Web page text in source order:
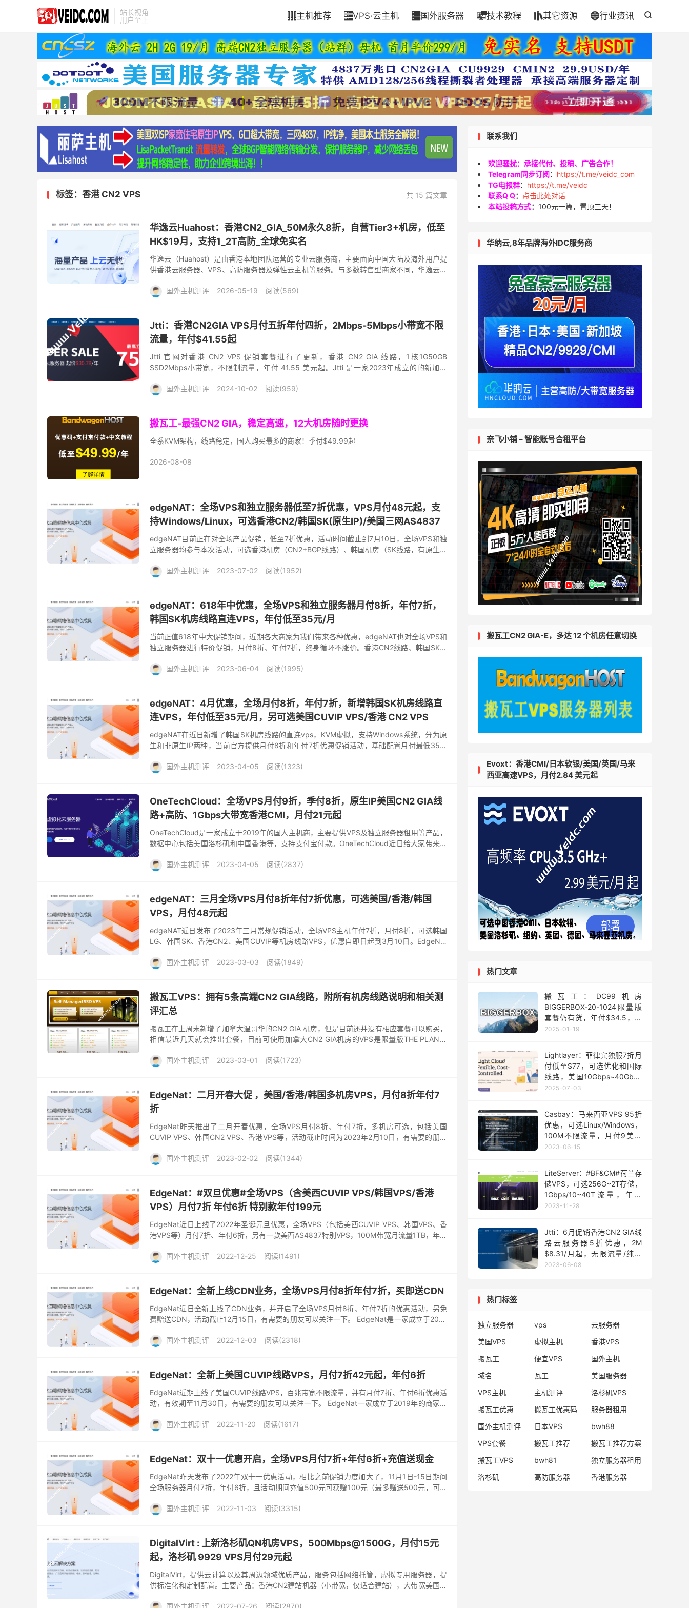
站长视角
用户至上

主机推荐 VPS·云主机 国外服务器 技术教程 其它资源 行业资讯
共 15 篇文章
标签：香港 CN2 VPS
华逸云Huahost：香港CN2_GIA_50M永久8折，自营Tier3+机房，低至
HK$19月，支持1_2T高防_全球免实名
华逸云（Huahost）是由香港本地团队运营的专业云服务商，主要面向中国大陆及海外用户提
供香港云服务器、VPS、高防服务器及弹性云主机等服务。与多数转售型商家不同，华逸云坚
国外主机测评
2026-05-19 阅读(569)
Jtti：香港CN2GIA VPS月付五折年付四折，2Mbps-5Mbps小带宽不限
流量，年付$41.55起
Jtti 官网对香港 CN2 VPS 促销套餐进行了更新，香港 CN2 GIA 线路，1核1G50GB
SSD2Mbps小带宽，不限制流量，年付 41.55 美元起。Jtti 是一家2023年成立的的新加坡
国外主机测评
2024-10-02 阅读(959)
搬瓦工-最强CN2 GIA，稳定高速，12大机房随时更换
全系KVM架构，线路稳定，国人购买最多的商家！季付$49.99起
2026-08-08
edgeNAT：全场VPS和独立服务器低至7折优惠，VPS月付48元起，支
持Windows/Linux，可选香港CN2/韩国SK(原生IP)/美国三网AS4837
edgeNAT目前正在对全场产品促销，低至7折优惠，活动时间截止到7月10日，全场VPS和独
立服务器均参与本次活动，可选香港机房（CN2+BGP线路）、韩国机房（SK线路，有原生韩
国外主机测评
2023-07-02 阅读(1952)
edgeNAT：618年中优惠，全场VPS和独立服务器月付8折，年付7折，
韩国SK机房线路直连VPS，年付低至35元/月
当前正值618年中大促销期间，近期各大商家为我们带来各种优惠，edgeNAT也对全场VPS和
独立服务器进行特价促销，月付8折、年付7折，终身循环不涨价。香港CN2线路、韩国SK线
国外主机测评
2023-06-04 阅读(1995)
edgeNAT：4月优惠，全场月付8折，年付7折，新增韩国SK机房线路直
连VPS，年付低至35元/月，另可选美国CUVIP VPS/香港 CN2 VPS
edgeNAT在近日新增了韩国SK机房线路的直连vps，KVM虚拟，支持Windows系统，分为原
生和非原生IP两种，当前官方提供月付8折和年付7折优惠促销活动，基础配置月付最低35元
国外主机测评
2023-04-05 阅读(1323)
OneTechCloud：全场VPS月付9折，季付8折，原生IP美国CN2 GIA线
路+高防、1Gbps大带宽香港CMI，月付21元起
OneTechCloud是一家成立于2019年的国人主机商，主要提供VPS及独立服务器租用等产品，
数据中心包括美国洛杉矶和中国香港等，支持支付宝付款。OneTechCloud近日给大家带来了
国外主机测评
2023-04-05 阅读(2837)
edgeNAT：三月全场VPS月付8折年付7折优惠，可选美国/香港/韩国
VPS，月付48元起
edgeNAT近日发布了2023年三月常规促销活动，全场VPS主机年付7折，月付8折，可选韩国
LG、韩国SK、香港CN2、美国CUVIP等机房线路VPS，优惠自即日起到3月10日。EdgeNat
国外主机测评
2023-03-03 阅读(1849)
搬瓦工VPS：拥有5条高端CN2 GIA线路，附所有机房线路说明和相关测
评汇总
搬瓦工在上周末新增了加拿大温哥华的CN2 GIA 机房，但是目前还并没有相应套餐可以购买，
相信最近几天就会推出套餐，目前可使用加拿大CN2 GIA机房的VPS是限量版THE PLAN套
国外主机测评
2023-03-01 阅读(1723)
EdgeNat：二月开春大促 ，美国/香港/韩国多机房VPS，月付8折年付7
折
EdgeNat昨天推出了二月开春优惠，全场VPS月付8折、年付7折，多机房可选，包括美国
CUVIP VPS、韩国CN2 VPS、香港VPS等，活动截止时间为2023年2月10日，有需要的朋友
国外主机测评
2023-02-02 阅读(1344)
EdgeNat：#双旦优惠#全场VPS（含美西CUVIP VPS/韩国VPS/香港
VPS）月付7折 年付6折 特别款年付199元
EdgeNat近日上线了2022年圣诞元旦优惠，全场VPS（包括美西CUVIP VPS、韩国VPS、香
港VPS等）月付7折、年付6折，另有一款美西AS4837特别VPS，100M带宽月流量1TB，年付
国外主机测评
2022-12-25 阅读(1491)
EdgeNat：全新上线CDN业务，全场VPS月付8折年付7折，买即送CDN
EdgeNat近日全新上线了CDN业务，并开启了全场VPS月付8折、年付7折的优惠活动，另免
费赠送CDN，活动截止12月15日，有需要的朋友可以关注一下。 EdgeNat是一家成立于2019
国外主机测评
2022-12-03 阅读(2318)
EdgeNat：全新上美国CUVIP线路VPS，月付7折42元起，年付6折
EdgeNat近期上线了美国CUVIP线路VPS，百兆带宽不限流量，并有月付7折、年付6折优惠活
动，有效期至11月30日，有需要的朋友可以关注一下。 EdgeNat一家成立于2019年的商家，
国外主机测评
2022-11-20 阅读(1617)
EdgeNat：双十一优惠开启，全场VPS月付7折+年付6折+充值送现金
EdgeNat昨天发布了2022年双十一优惠活动，相比之前促销力度加大了，11月1日-15日期间
全场服务器月付7折，年付6折，且活动期间充值500元可获赠100元（最多赠送500元，可用
国外主机测评
2022-11-03 阅读(3315)
DigitalVirt : 上新洛杉矶QN机房VPS，500Mbps@1500G，月付15元
起，洛杉矶 9929 VPS月付29元起
DigitalVirt，提供云计算以及其周边领域优质产品，服务包括网络托管，虚拟专用服务器，提
供标准化和定制配置。主要产品：香港CN2建站机器（小带宽，仅适合建站），大带宽美国洛
国外主机测评
2022-07-26 阅读(2870)
联系我们
欢迎骚扰：承接代付、投稿、广告合作！
Telegram同步订阅： https://t.me/veidc_com
TG电报群： https://t.me/veidc
联系Q Q：
点击此处对话
本站投稿方式： 100元一篇，置顶三天！
华纳云,8年品牌海外IDC服务商
奈飞小铺 – 智能账号合租平台
搬瓦工CN2 GIA-E，多达 12 个机房任意切换
Evoxt：香港CMI/日本软银/美国/英国/马来
西亚高速VPS，月付2.84 美元起
热门文章
搬瓦工：DC99机房
BIGGERBOX-20-1024限量版
套餐仍有货，年付$34.5，附
邀请码
2025-01-19
Lightlayer：菲律宾独服7折月
付低至$77，可选优化和国际
线路，美国10Gbps~40Gbps
服务器5折，日本VPS7折，月
2025-07-03
Casbay：马来西亚VPS 95折
优惠，可选Linux/Windows，
100M不限流量，月付9美元
起，三年付月付5.5美元起
2023-06-15
LiteServer：#BF&CM#荷兰存
储VPS，可选256G~2T存储，
1Gbps/10~40T流量，年付
€20起
2023-11-28
Jtti：6月促销香港CN2 GIA线
路云服务器5折优惠，2M
$8.31/月起，无限流量/纯净
IP/解锁流媒体
2023-06-08
热门标签
独立服务器 vps
云服务器
美国VPS
虚拟主机
香港VPS
搬瓦工
便宜VPS
国外主机
域名
瓦工
美国服务器
VPS主机
主机测评
洛杉矶VPS
搬瓦工优惠
搬瓦工优惠码
服务器租用
国外主机测评
日本VPS
bwh88
VPS套餐
搬瓦工推荐
搬瓦工推荐方案
搬瓦工VPS
bwh81
独立服务器租用
洛杉矶
高防服务器 香港服务器